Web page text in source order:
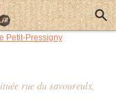
Petit-Pressigny
rue du savoureulx,